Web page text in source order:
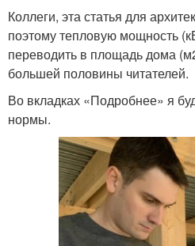
Коллеги, эта статья для
поэтому тепловую мощность
переводить в площадь дома
большей половины читателей.
Во вкладках «Подробнее» я
нормы.